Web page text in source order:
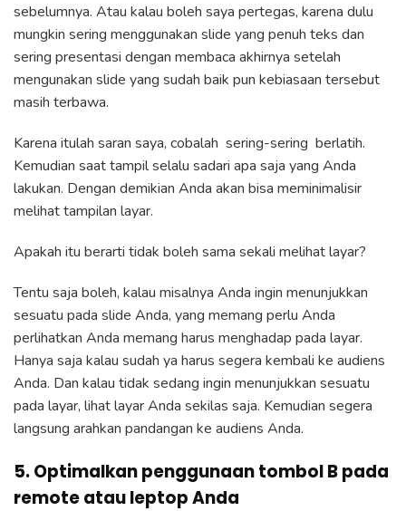
sebelumnya. Atau kalau boleh saya pertegas, karena dulu
mungkin sering menggunakan slide yang penuh teks dan
sering presentasi dengan membaca akhirnya setelah
mengunakan slide yang sudah baik pun kebiasaan tersebut
masih terbawa.
Karena itulah saran saya, cobalah sering-sering berlatih.
Kemudian saat tampil selalu sadari apa saja yang Anda
lakukan. Dengan demikian Anda akan bisa meminimalisir
melihat tampilan layar.
Apakah itu berarti tidak boleh sama sekali melihat layar?
Tentu saja boleh, kalau misalnya Anda ingin menunjukkan
sesuatu pada slide Anda, yang memang perlu Anda
perlihatkan Anda memang harus menghadap pada layar.
Hanya saja kalau sudah ya harus segera kembali ke audiens
Anda. Dan kalau tidak sedang ingin menunjukkan sesuatu
pada layar, lihat layar Anda sekilas saja. Kemudian segera
langsung arahkan pandangan ke audiens Anda.
5. Optimalkan penggunaan tombol B pada
remote atau leptop Anda